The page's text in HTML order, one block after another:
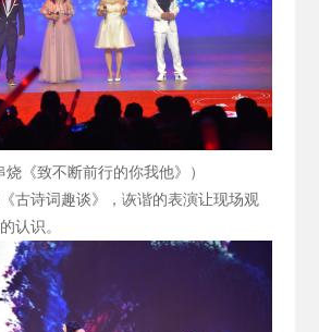
烧《致不断前行的你我他》）
古诗词趣谈》，诙谐的表演让现场观
认识。